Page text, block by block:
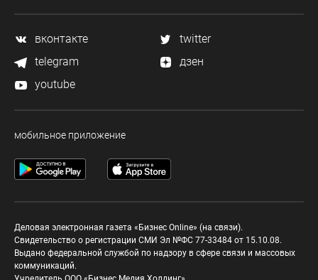
вконтакте
twitter
telegram
дзен
youtube
мобильное приложение
Деловая электронная газета «Бизнес Online» (на связи).
Свидетельство о регистрации СМИ Эл №ФС 77-33484 от 15.10.08.
Выдано федеральной службой по надзору в сфере связи и массовых
коммуникаций.